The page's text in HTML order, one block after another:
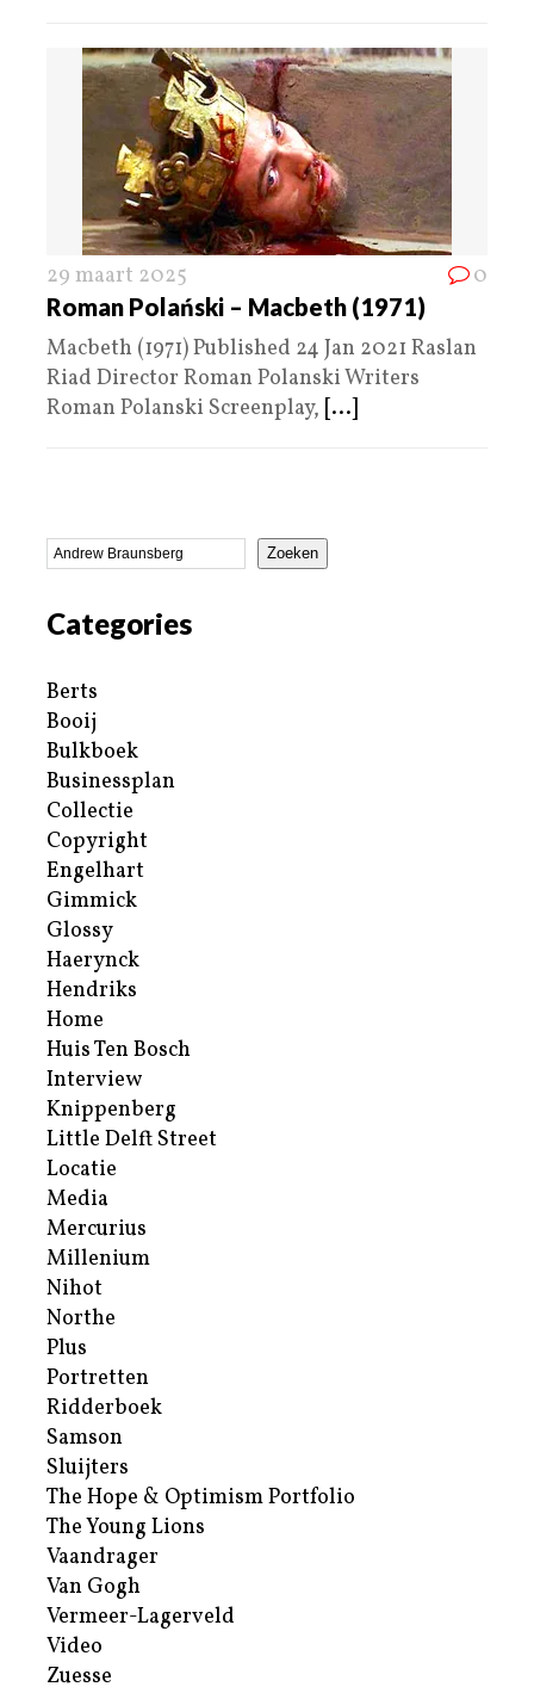
29 maart 2025 0
Roman Polański – Macbeth (1971)
Macbeth (1971) Published 24 Jan 2021 Raslan
Riad Director Roman Polanski Writers
Roman Polanski Screenplay, [...]
Zoeken
Categories
Berts
Booij
Bulkboek
Businessplan
Collectie
Copyright
Engelhart
Gimmick
Glossy
Haerynck
Hendriks
Home
Huis Ten Bosch
Interview
Knippenberg
Little Delft Street
Locatie
Media
Mercurius
Millenium
Nihot
Northe
Plus
Portretten
Ridderboek
Samson
Sluijters
The Hope & Optimism Portfolio
The Young Lions
Vaandrager
Van Gogh
Vermeer-Lagerveld
Video
Zuesse